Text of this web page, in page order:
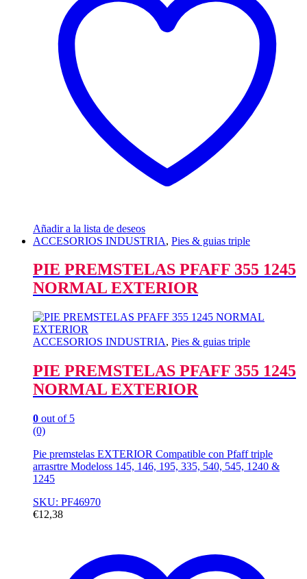
Añadir a la lista de deseos
ACCESORIOS INDUSTRIA, Pies & guias triple
PIE PREMSTELAS PFAFF 355 1245
NORMAL EXTERIOR
ACCESORIOS INDUSTRIA, Pies & guias triple
PIE PREMSTELAS PFAFF 355 1245
NORMAL EXTERIOR
0 out of 5
(0)
Pie premstelas EXTERIOR Compatible con Pfaff triple
arrasrtre Modeloss 145, 146, 195, 335, 540, 545, 1240 &
1245
SKU: PF46970
€12,38